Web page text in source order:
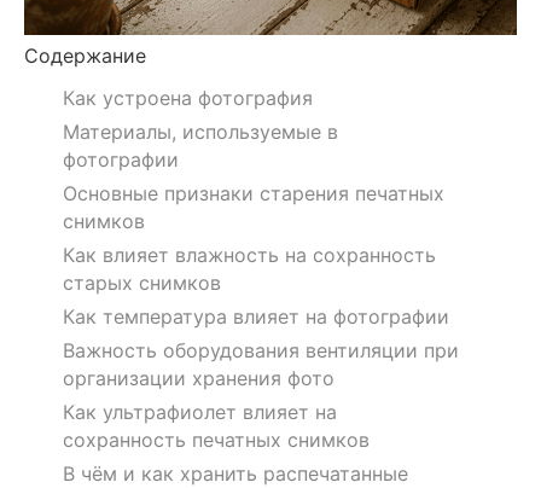
Содержание
Как устроена фотография
Материалы, используемые в
фотографии
Основные признаки старения печатных
снимков
Как влияет влажность на сохранность
старых снимков
Как температура влияет на фотографии
Важность оборудования вентиляции при
организации хранения фото
Как ультрафиолет влияет на
сохранность печатных снимков
В чём и как хранить распечатанные